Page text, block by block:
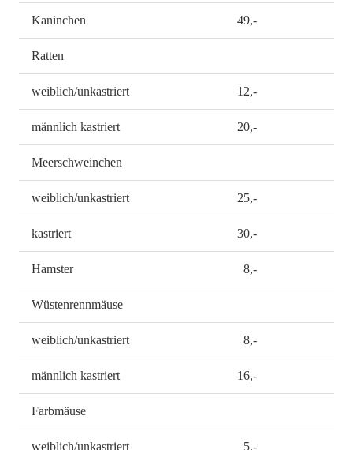
Kaninchen 49,-
Ratten
weiblich/unkastriert 12,-
männlich kastriert 20,-
Meerschweinchen
weiblich/unkastriert 25,-
kastriert 30,-
Hamster 8,-
Wüstenrennmäuse
weiblich/unkastriert 8,-
männlich kastriert 16,-
Farbmäuse
weiblich/unkastriert 5,-